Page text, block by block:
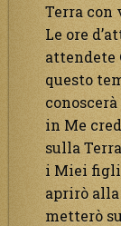
Terra con
Le ore
attendete
questo
in Me
sulla
i Miei figli
aprirò
metterò